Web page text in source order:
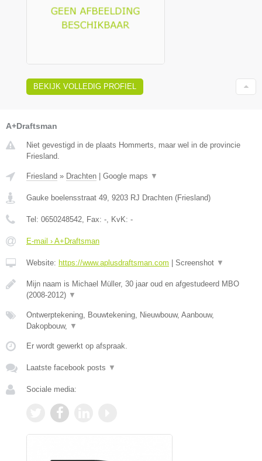
BEKIJK VOLLEDIG PROFIEL
A+Draftsman
Niet gevestigd in de plaats Hommerts, maar wel in de provincie
Friesland.
Friesland » Drachten Google maps ▼
Gauke boelensstraat 49, 9203 RJ Drachten (Friesland)
Tel: 0650248542, Fax: -, KvK: -
E-mail › A+Draftsman
Website: https://www.aplusdraftsman.com Screenshot ▼
Mijn naam is Michael Müller, 30 jaar oud en afgestudeerd MBO
(2008-2012) ▼
Ontwerptekening, Bouwtekening, Nieuwbouw, Aanbouw,
Dakopbouw, ▼
Er wordt gewerkt op afspraak.
Laatste facebook posts ▼
Sociale media: